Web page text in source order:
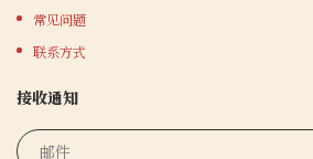
常见问题
联系方式
接收通知